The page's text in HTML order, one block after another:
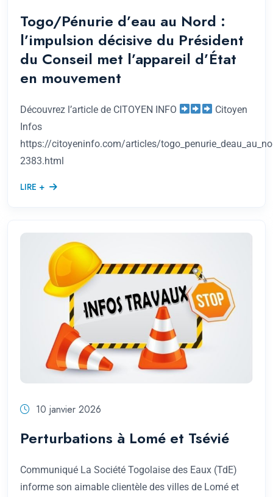
Togo/Pénurie d’eau au Nord :
l’impulsion décisive du Président
du Conseil met l’appareil d’État
en mouvement
Découvrez l’article de CITOYEN INFO
Citoyen
Infos
https://citoyeninfo.com/articles/
2383.html
LIRE +
10 janvier 2026
Perturbations à Lomé et Tsévié
Communiqué La Société Togolaise des Eaux (TdE)
informe son aimable clientèle des villes de Lomé et